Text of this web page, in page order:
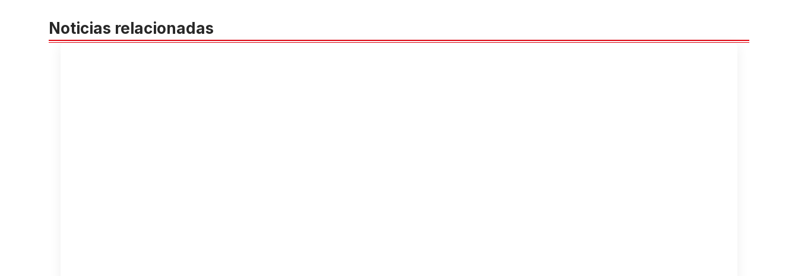
Noticias relacionadas